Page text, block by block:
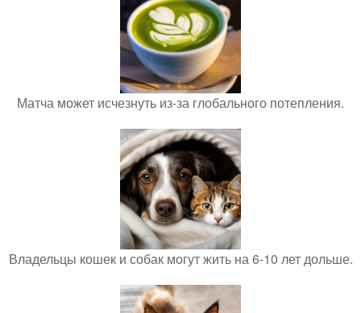
Матча может исчезнуть из-за глобального потепления.
Владельцы кошек и собак могут жить на 6-10 лет дольше.